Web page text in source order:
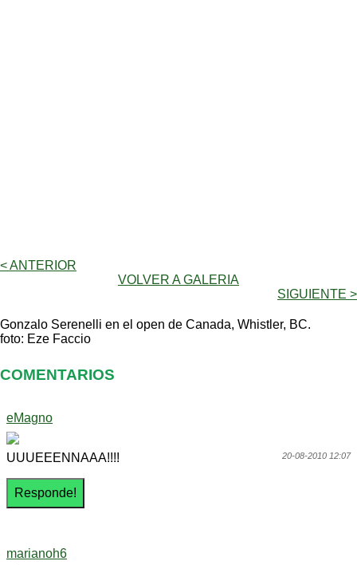
< ANTERIOR
VOLVER A GALERIA
SIGUIENTE >
Gonzalo Serenelli en el open de Canada, Whistler, BC.
foto: Eze Faccio
COMENTARIOS
eMagno
20-08-2010 12:07
UUUEEENNAAA!!!!
marianoh6